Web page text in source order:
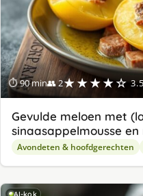
⏱ 90 min👥 2★★★★☆
Gevulde meloen met
sinaasappelmousse
Avondeten & hoofdgerechten
AI-kok